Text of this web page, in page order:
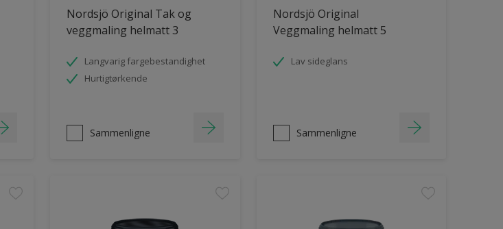
Nordsjö Original Tak og
veggmaling helmatt 3
Langvarig fargebestandighet
Hurtigtørkende
Sammenligne
Nordsjö Original
Veggmaling helmatt 5
Lav sideglans
Sammenligne